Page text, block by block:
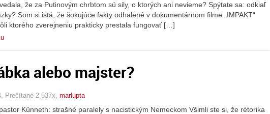
že za Putinovým chrbtom sú sily, o ktorých ani nevieme? Spýtate sa: odkiaľ
Som si istá, že šokujúce fakty odhalené v dokumentárnom filme „IMPAKT“
ktorého zverejneniu prakticky prestala fungovať […]
alebo majster?
Prečítané 2 537x, marlupta
Künneth: strašné paralely s nacistickým Nemeckom Všimli ste si, že rétorika